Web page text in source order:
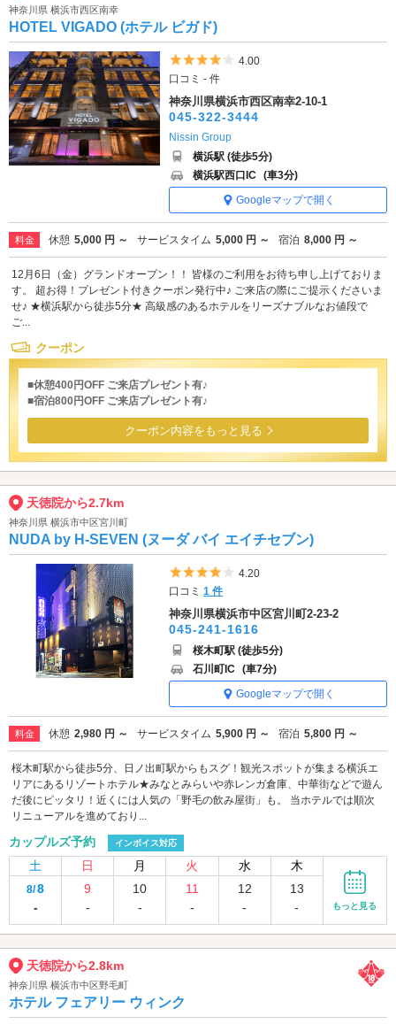
神奈川県 横浜市西区南幸
HOTEL VIGADO (ホテル ビガド)
5つ星のうち4
4.00
口コミ - 件
神奈川県横浜市西区南幸2-10-1
045-322-3444
Nissin Group
横浜駅 (徒歩5分)
横浜駅西口IC (車3分)
Googleマップで開く
料金 休憩 5,000 円 ～ サービスタイム 5,000 円 ～ 宿泊 8,000 円 ～
12月6日（金）グランドオープン！！ 皆様のご利用をお待ち申し上げておりま
す。 超お得！プレゼント付きクーポン発行中♪ ご来店の際にご提示くださいま
せ♪ ★横浜駅から徒歩5分★ 高級感のあるホテルをリーズナブルなお値段で
ご...
クーポン
■休憩400円OFF ご来店プレゼント有♪
■宿泊800円OFF ご来店プレゼント有♪
クーポン内容をもっと見る
天徳院から2.7km
神奈川県 横浜市中区宮川町
NUDA by H-SEVEN (ヌーダ バイ エイチセブン)
5つ星のうち4
4.20
口コミ1 件
神奈川県横浜市中区宮川町2-23-2
045-241-1616
桜木町駅 (徒歩5分)
石川町IC (車7分)
Googleマップで開く
料金 休憩 2,980 円 ～ サービスタイム 5,900 円 ～ 宿泊 5,800 円 ～
桜木町駅から徒歩5分、日ノ出町駅からもスグ！観光スポットが集まる横浜エ
リアにあるリゾートホテル★みなとみらいや赤レンガ倉庫、中華街などで遊ん
だ後にピッタリ！近くには人気の「野毛の飲み屋街」も。 当ホテルでは順次
リニューアルを進めており...
カップルズ予約 インボイス対応
土 日 月 火 水 木
8/8
-
9
-
10
-
11
-
12
-
13
-
もっと見る
天徳院から2.8km
神奈川県 横浜市中区野毛町
ホテル フェアリー ウィンク